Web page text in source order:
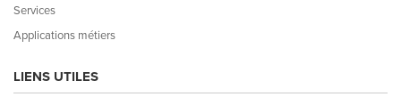
Services
Applications métiers
LIENS UTILES